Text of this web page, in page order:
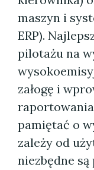
maszyn i
ERP).
pilotażu na
załogę i
pamiętać o
zależy od
niezbędne